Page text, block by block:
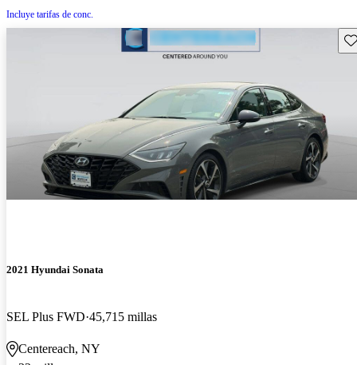
Incluye tarifas de conc.
2021 Hyundai Sonata
SEL Plus FWD 45,715 millas
Centereach, NY